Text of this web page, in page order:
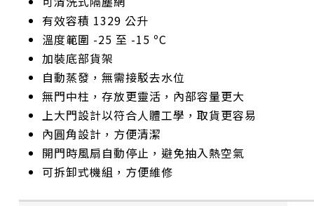
有效容積 1329 公升
溫度範圍 -25 至 -15 ºC
加裝底部貨架
自動蒸發，無需接駁去水位
無門中柱，存放更靈活，內部容量更大
上大門設計以符合人體工學，取貨更容易
內圓角設計，方便清潔
開門時風扇自動停止，避免抽入熱空氣
可拆卸式機組，方便維修